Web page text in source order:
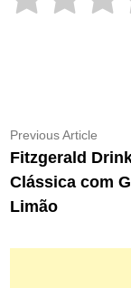
Navegação
de
Post
Previous Article
Fitzgerald
Clássica com
Limão